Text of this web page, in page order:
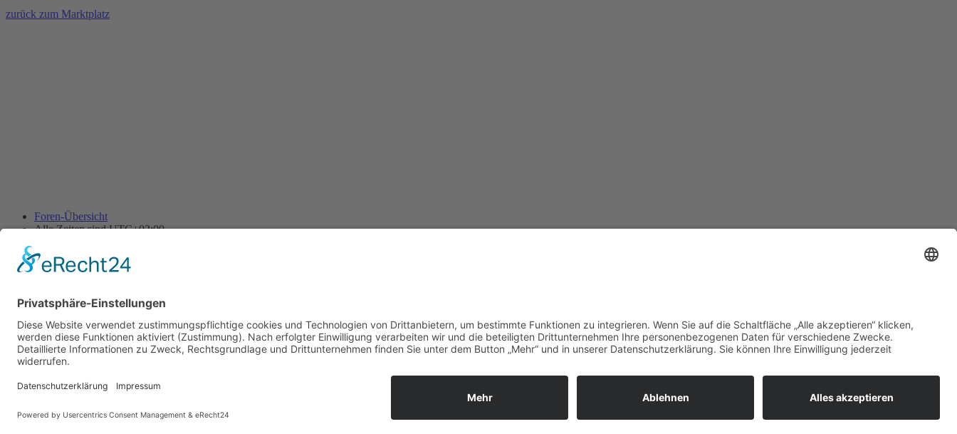
zurück zum Marktplatz
Foren-Übersicht
Alle Zeiten sindUTC+02:00
Powered byphpBB® Forum Software © phpBB Limited
Datenschutz |Nutzungsbedingungen
Time: 0.024s| Peak Memory Usage: 11.63 MiB | GZIP: Off